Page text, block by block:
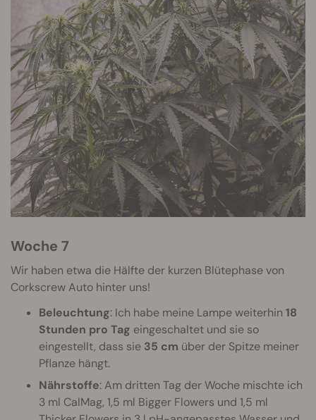
Woche 7
Wir haben etwa die Hälfte der kurzen Blütephase von
Corkscrew Auto hinter uns!
Beleuchtung: Ich habe meine Lampe weiterhin 18
Stunden pro Tag eingeschaltet und sie so
eingestellt, dass sie 35 cm über der Spitze meiner
Pflanze hängt.
Nährstoffe: Am dritten Tag der Woche mischte ich
3 ml CalMag, 1,5 ml Bigger Flowers und 1,5 ml